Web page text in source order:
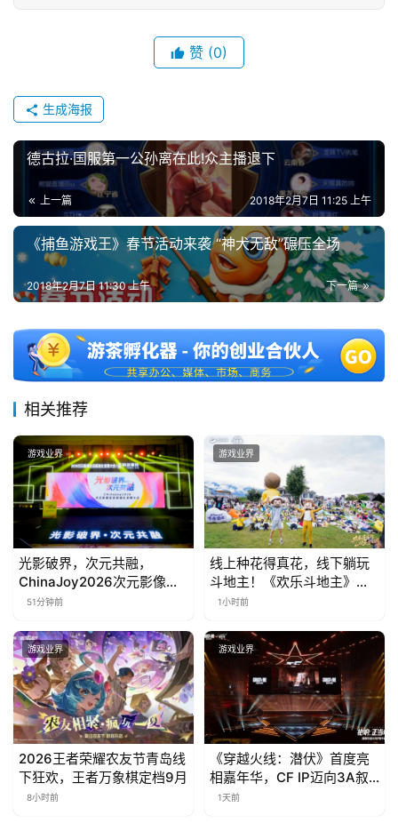
届
7
月
3
0
日
茶
对
接
会
上
海
站
文
(
中
国
)
赞 (0)
生成海报
德古拉·国服第一公孙离在此!众主播退下
上一篇 2018年2月7日 11:25 上午
《捕鱼游戏王》春节活动来袭 “神犬无敌”碾压全场
下一篇
2018年2月7日 11:30 上午
相关推荐
游戏业界
光影破界，次元共融，
ChinaJoy2026次元影像生
态标准化发展大会盛大召开
51分钟前
游戏业界
线上种花得真花，线下躺玩
斗地主！《欢乐斗地主》欢
乐中国行·云南站精彩盘点
1小时前
游戏业界
2026王者荣耀农友节青岛线
下狂欢，王者万象棋定档9月
8小时前
游戏业界
《穿越火线：潜伏》首度亮
相嘉年华，CF IP迈向3A叙
事新高度
1天前